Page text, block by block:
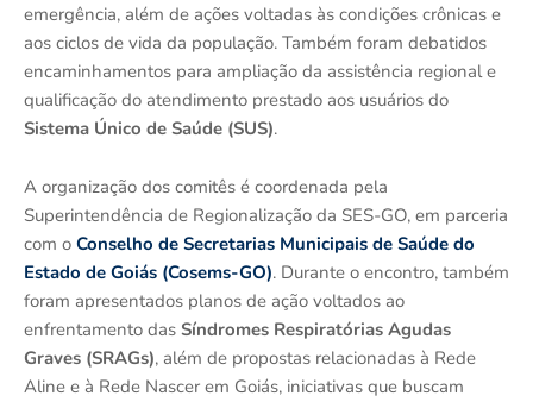
emergência, além de ações voltadas às condições crônicas e
aos ciclos de vida da população. Também foram debatidos
encaminhamentos para ampliação da assistência regional e
qualificação do atendimento prestado aos usuários do
Sistema Único de Saúde (SUS).
A organização dos comitês é coordenada pela
Superintendência de Regionalização da SES-GO, em parceria
com o Conselho de Secretarias Municipais de Saúde do
Estado de Goiás (Cosems-GO). Durante o encontro, também
foram apresentados planos de ação voltados ao
enfrentamento das Síndromes Respiratórias Agudas
Graves (SRAGs), além de propostas relacionadas à Rede
Aline e à Rede Nascer em Goiás, iniciativas que buscam